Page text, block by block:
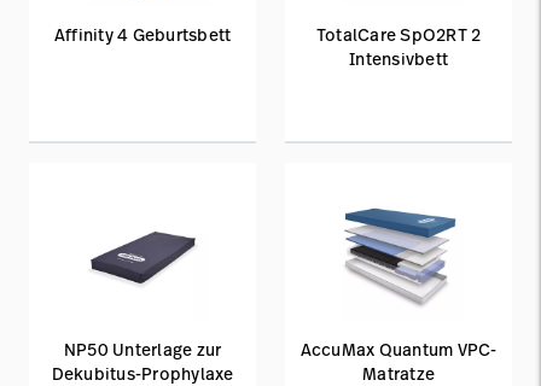
Affinity 4 Geburtsbett
TotalCare SpO2RT 2
Intensivbett
NP50 Unterlage zur
Dekubitus-Prophylaxe
AccuMax Quantum VPC-
Matratze